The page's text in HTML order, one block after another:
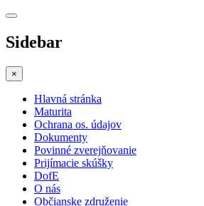
Sidebar
×
Hlavná stránka
Maturita
Ochrana os. údajov
Dokumenty
Povinné zverejňovanie
Prijímacie skúšky
DofE
O nás
Občianske združenie